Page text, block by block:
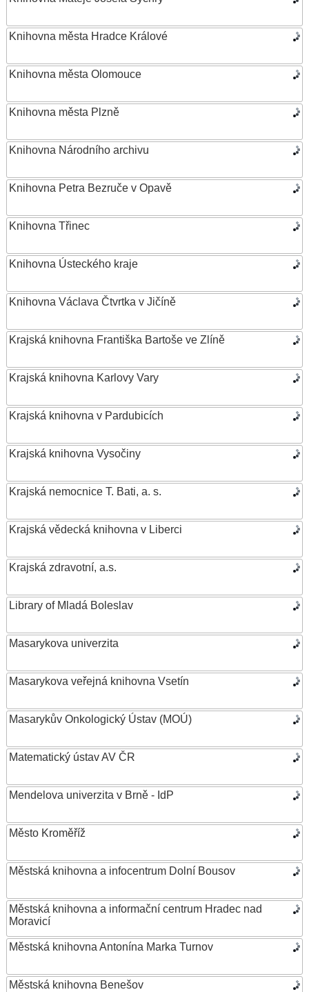
Knihovna města Hradce Králové
Knihovna města Olomouce
Knihovna města Plzně
Knihovna Národního archivu
Knihovna Petra Bezruče v Opavě
Knihovna Třinec
Knihovna Ústeckého kraje
Knihovna Václava Čtvrtka v Jičíně
Krajská knihovna Františka Bartoše ve Zlíně
Krajská knihovna Karlovy Vary
Krajská knihovna v Pardubicích
Krajská knihovna Vysočiny
Krajská nemocnice T. Bati, a. s.
Krajská vědecká knihovna v Liberci
Krajská zdravotní, a.s.
Library of Mladá Boleslav
Masarykova univerzita
Masarykova veřejná knihovna Vsetín
Masarykův Onkologický Ústav (MOÚ)
Matematický ústav AV ČR
Mendelova univerzita v Brně - IdP
Město Kroměříž
Městská knihovna a infocentrum Dolní Bousov
Městská knihovna a informační centrum Hradec nad
Moravicí
Městská knihovna Antonína Marka Turnov
Městská knihovna Benešov